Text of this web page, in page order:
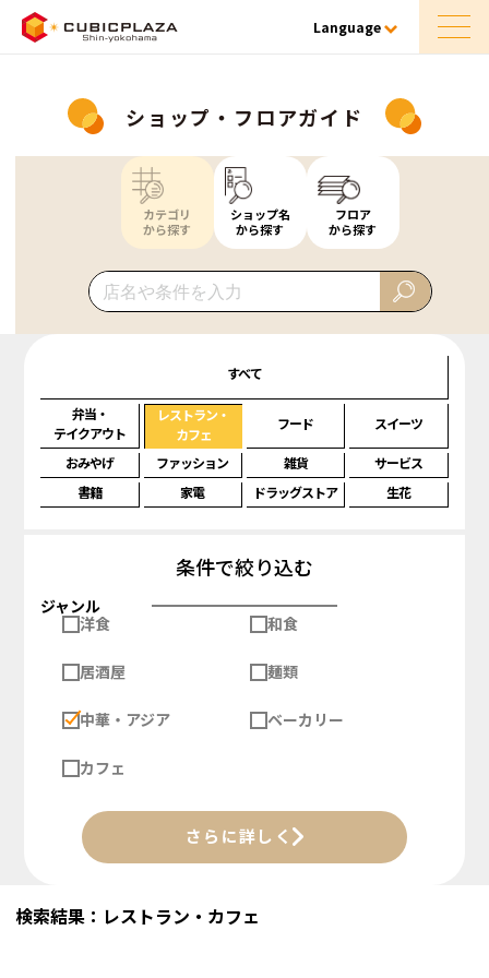
Language
ショップ・フロアガイド
カテゴリ
から探す
ショップ名
から探す
フロア
から探す
すべて
弁当・
テイクアウト
レストラン・
カフェ
フード スイーツ
おみやげ ファッション 雑貨
サービス
書籍
家電 ドラッグストア 生花
条件で絞り込む
ジャンル
洋食
和食
居酒屋 麺類
中華・アジア ベーカリー
カフェ
さらに詳しく
検索結果：レストラン・カフェ